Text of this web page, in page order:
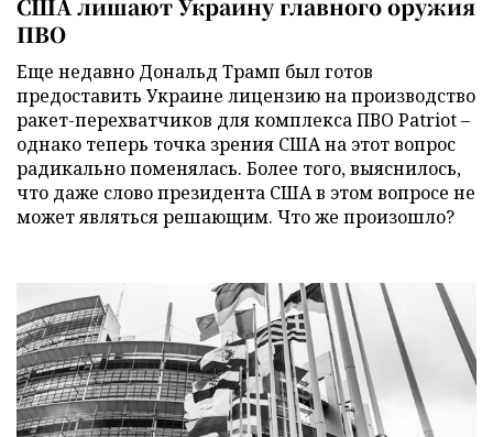
ПВО
Еще недавно Дональд Трамп был готов
предоставить Украине лицензию на производство
ракет-перехватчиков для комплекса ПВО Patriot –
однако теперь точка зрения США на этот вопрос
радикально поменялась. Более того, выяснилось,
что даже слово президента США в этом вопросе не
может являться решающим. Что же произошло?